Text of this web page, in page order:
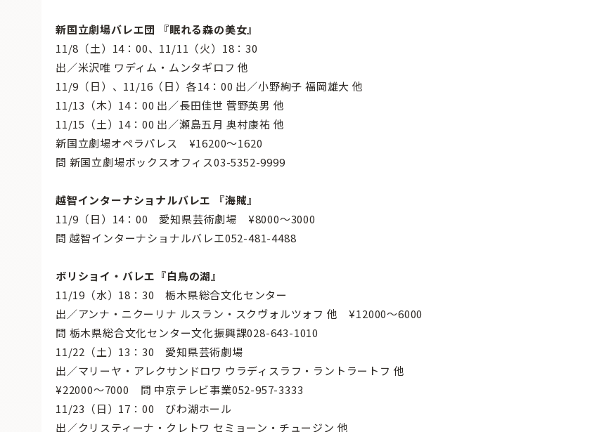
新国立劇場バレエ団 『眠れる森の美女』
11/8（土）14：00、11/11（火）18：30
出／米沢唯 ワディム・ムンタギロフ 他
11/9（日）、11/16（日）各14：00 出／小野絢子 福岡雄大 他
11/13（木）14：00 出／長田佳世 菅野英男 他
11/15（土）14：00 出／瀬島五月 奥村康祐 他
新国立劇場オペラパレス ¥16200〜1620
問 新国立劇場ボックスオフィス03-5352-9999
越智インターナショナルバレエ 『海賊』
11/9（日）14：00 愛知県芸術劇場 ¥8000〜3000
問 越智インターナショナルバレエ052-481-4488
ボリショイ・バレエ『白鳥の湖』
11/19（水）18：30 栃木県総合文化センター
出／アンナ・ニクーリナ ルスラン・スクヴォルツォフ 他 ¥12000〜6000
問 栃木県総合文化センター文化振興課028-643-1010
11/22（土）13：30 愛知県芸術劇場
出／マリーヤ・アレクサンドロワ ウラディスラフ・ラントラートフ 他
¥22000〜7000 問 中京テレビ事業052-957-3333
11/23（日）17：00 びわ湖ホール
出／クリスティーナ・クレトワ セミョーン・チュージン 他